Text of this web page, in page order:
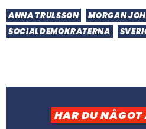
ANNA TRULSSON
MORGAN
SOCIALDEMOKRATERNA
HAR DU